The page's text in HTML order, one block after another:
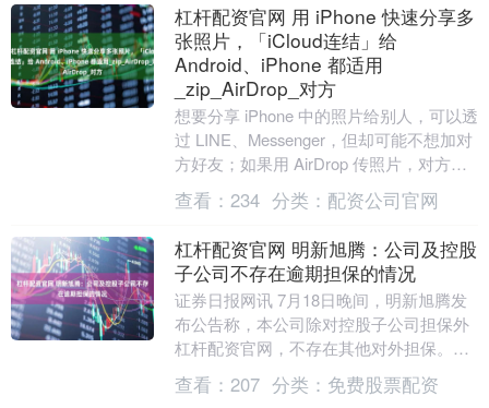
杠杆配资官网 用 iPhone 快速分享多
张照片，「iCloud连结」给
Android、iPhone 都适用
_zip_AirDrop_对方
想要分享 iPhone 中的照片给别人，可以透
过 LINE、Messenger，但却可能不想加对
方好友；如果用 AirDrop 传照片，对方又
一定要在附近杠杆配....
查看： 234 分类： 配资公司官网
杠杆配资官网 明新旭腾：公司及控股
子公司不存在逾期担保的情况
证券日报网讯 7月18日晚间，明新旭腾发
布公告称，本公司除对控股子公司担保外
杠杆配资官网，不存在其他对外担保。公
司及控股子公司不存在逾期担保的情
况。....
查看： 207 分类： 免费股票配资